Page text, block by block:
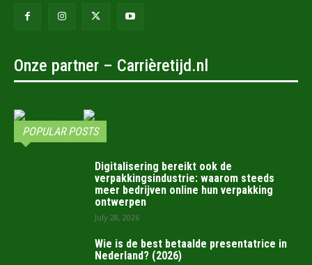
Onze partner – Carrièretijd.nl
POPULAR POSTS
Digitalisering bereikt ook de
verpakkingsindustrie: waarom steeds
meer bedrijven online hun verpakking
ontwerpen
July 28, 2026
Wie is de best betaalde presentatrice in
Nederland? (2026)